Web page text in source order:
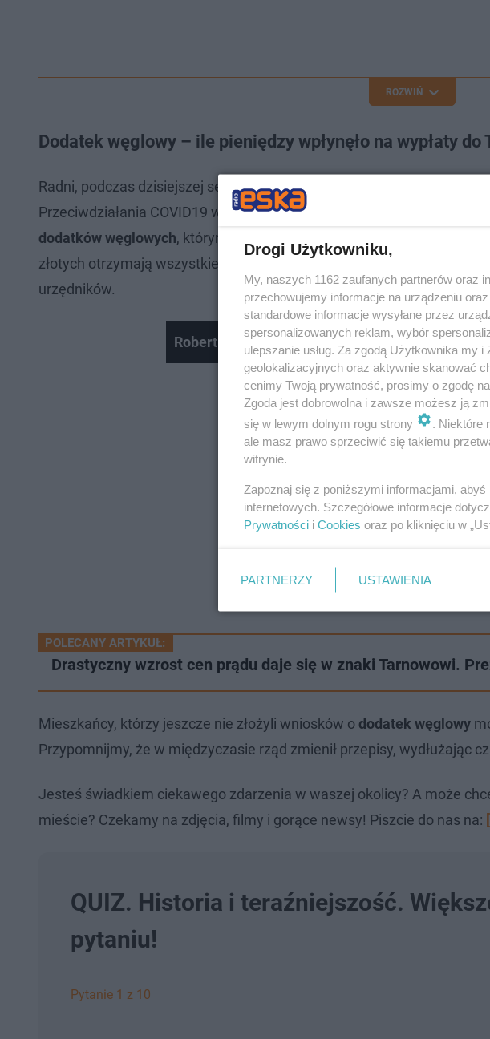
ROZWIŃ
Dodatek węglowy – ile pieniędzy wpłynęło na wypłaty do
Radni, podczas dzisiejszej sesji nadzwyczajnej Rady Miejskiej,
Przeciwdziałania COVID19 w wysokości5 446 800 złotych
dodatków węglowych, którymi zajmie się Centrum Usług
złotych otrzymają wszystkie osoby, które złożyły odpowiednie
urzędników.
Robert Lewandowski po meczu z Holandią
POLECANY ARTYKUŁ:
Drastyczny wzrost cen prądu daje się w znaki Tarnowowi.
Mieszkańcy, którzy jeszcze nie złożyli wniosków o dodatek węglowy
Przypomnijmy, że w międzyczasie rząd zmienił przepisy, wydłużając
Jesteś świadkiem ciekawego zdarzenia w waszej okolicy? A może
mieście? Czekamy na zdjęcia, filmy i gorące newsy! Piszcie do nas na:
QUIZ. Historia i teraźniejszość.
pytaniu!
Pytanie 1 z 10
Drogi Użytkowniku,
My, naszych 1162 zaufanych partnerów oraz
przechowujemy informacje na urządzeniu
standardowe informacje wysyłane przez
spersonalizowanych reklam, wybór
ulepszanie usług. Za zgodą Użytkownika my
geolokalizacyjnych oraz aktywnie skanować
cenimy Twoją prywatność, prosimy o zgodę
Zgoda jest dobrowolna i zawsze możesz ją
się w lewym dolnym rogu strony
. Niektóre
ale masz prawo sprzeciwić się takiemu
witrynie.
Zapoznaj się z poniższymi informacjami,
internetowych. Szczegółowe informacje
Prywatności i Cookies oraz po kliknięciu w
PARTNERZY USTAWIENIA